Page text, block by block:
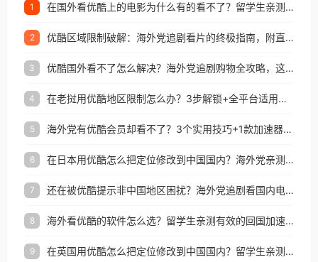
1 在国外看优酷上的电影为什么有的看不了？留学生亲测有效的回国加速方案
2 优酷区域限制破解：海外党追剧看片的终极指南，附直播欧冠+1905电影网解决方案
3 优酷国外看不了怎么解决？海外党追剧购物全攻略，这招亲测有效！
4 在老挝用优酷地区限制怎么办？3步解锁+全平台适用的回国加速器指南
5 海外党有优酷会员却看不了？3个实用技巧+1款加速器解决追剧&金融APP难题
6 在日本用优酷怎么把定位修改到中国国内？海外党亲测有效的回国加速指南
7 还在被优酷提示非中国地区困扰？海外党追剧看国内电影的正确打开方式
8 海外看优酷的软件怎么选？留学生亲测有效的回国加速方案
9 在英国用优酷怎么把定位修改到中国国内？留学生亲测有效的回国加速方案